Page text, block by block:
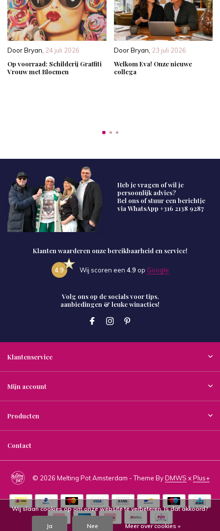
DoorBryan 24 juli 2026
Op voorraad: Schilderij Graffiti
Vrouw met Bloemen
DoorBryan 23 juli 2026
Welkom Eva! Onze nieuwe
collega
Heb je vragen of wil je
persoonlijk advies?
Bel ons of stuur een berichtje
via WhatsApp +316 2138 9287
Klanten waarderen onze bereikbaarheid en service!
4.9 Wij scoren een 4.9 op Google
Volg ons op de socials voor tips,
aanbiedingen & leuke winacties!
Klantenservice
Mijn account
Producten
Contact
© 2026 Melting Pot Amsterdam - Theme ByDMWS xPlus+
Wij slaan cookies op om onze website te verbeteren. Is dat akkoord?
Ja Nee Meer over cookies »